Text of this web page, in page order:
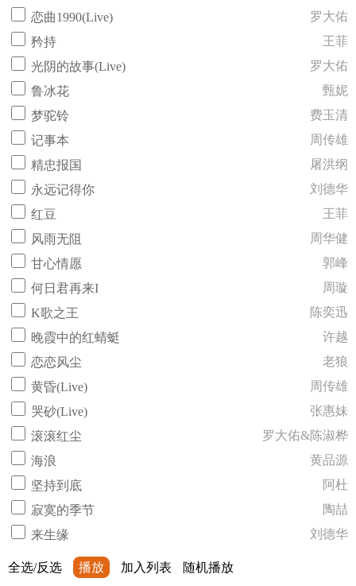
恋曲1990(Live)
罗大佑
矜持
王菲
光阴的故事(Live)
罗大佑
鲁冰花
甄妮
梦驼铃
费玉清
记事本
周传雄
精忠报国
屠洪纲
永远记得你
刘德华
红豆
王菲
风雨无阻
周华健
甘心情愿
郭峰
何日君再来I
周璇
K歌之王
陈奕迅
晚霞中的红蜻蜓
许越
恋恋风尘
老狼
黄昏(Live)
周传雄
哭砂(Live)
张惠妹
滚滚红尘
罗大佑&陈淑桦
海浪
黄品源
坚持到底
阿杜
寂寞的季节
陶喆
来生缘
刘德华
全选/反选 播放 加入列表 随机播放